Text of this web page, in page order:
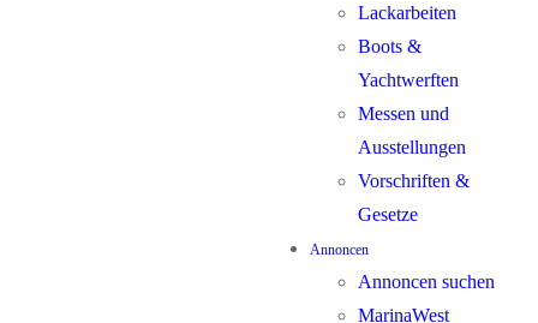
Lackarbeiten
Boots &
Yachtwerften
Messen und
Ausstellungen
Vorschriften &
Gesetze
Annoncen
Annoncen suchen
MarinaWest